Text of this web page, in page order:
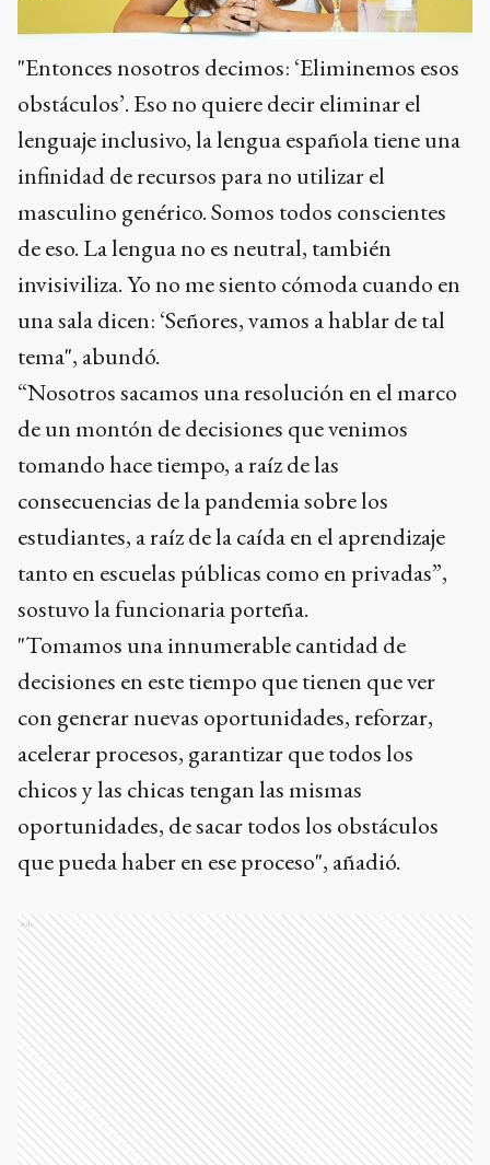
"Entonces nosotros decimos: ‘Eliminemos esos
obstáculos’. Eso no quiere decir eliminar el
lenguaje inclusivo, la lengua española tiene una
infinidad de recursos para no utilizar el
masculino genérico. Somos todos conscientes
de eso. La lengua no es neutral, también
invisiviliza. Yo no me siento cómoda cuando en
una sala dicen: ‘Señores, vamos a hablar de tal
tema", abundó.
“Nosotros sacamos una resolución en el marco
de un montón de decisiones que venimos
tomando hace tiempo, a raíz de las
consecuencias de la pandemia sobre los
estudiantes, a raíz de la caída en el aprendizaje
tanto en escuelas públicas como en privadas”,
sostuvo la funcionaria porteña.
"Tomamos una innumerable cantidad de
decisiones en este tiempo que tienen que ver
con generar nuevas oportunidades, reforzar,
acelerar procesos, garantizar que todos los
chicos y las chicas tengan las mismas
oportunidades, de sacar todos los obstáculos
que pueda haber en ese proceso", añadió.
Ads